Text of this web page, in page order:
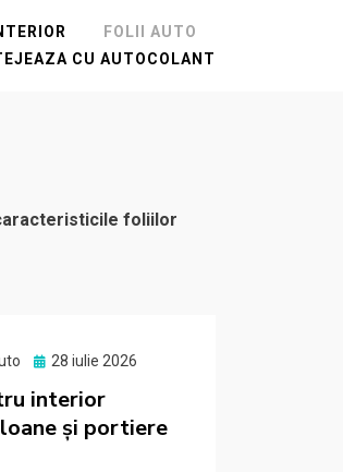
FOLII AUTO
CU AUTOCOLANT
foliilor
Posted
28 iulie 2026
interior
și portiere